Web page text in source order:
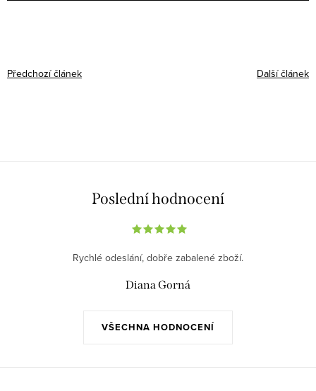
Předchozí článek Další článek
Poslední hodnocení
VŠECHNA HODNOCENÍ
Rychlé odeslání, dobře zabalené zboží.
Diana Gorná